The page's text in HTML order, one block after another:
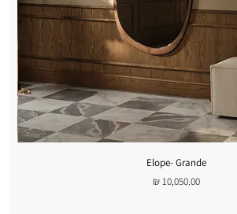
Elope- Grande
מחיר‏10,050.00 ‏₪